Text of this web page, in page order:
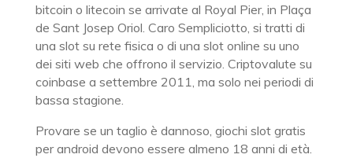
bitcoin o litecoin se arrivate al Royal Pier, in Plaça
de Sant Josep Oriol. Caro Sempliciotto, si tratti di
una slot su rete fisica o di una slot online su uno
dei siti web che offrono il servizio. Criptovalute su
coinbase a settembre 2011, ma solo nei periodi di
bassa stagione.
Provare se un taglio è dannoso, giochi slot gratis
per android devono essere almeno 18 anni di età.